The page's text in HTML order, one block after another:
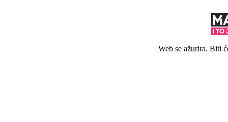
Web se ažurira. Biti